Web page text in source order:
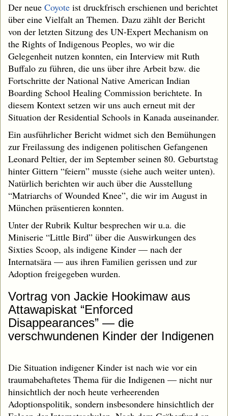
Der neue Coyote ist druckfrisch erschienen und berichtet
über eine Vielfalt an Themen. Dazu zählt der Bericht
von der letzten Sitzung des UN-Expert Mechanism on
the Rights of Indigenous Peoples, wo wir die
Gelegenheit nutzen konnten, ein Interview mit Ruth
Buffalo zu führen, die uns über ihre Arbeit bzw. die
Fortschritte der National Native American Indian
Boarding School Healing Commission berichtete. In
diesem Kontext setzen wir uns auch erneut mit der
Situation der Residential Schools in Kanada auseinander.
Ein ausführlicher Bericht widmet sich den Bemühungen
zur Freilassung des indigenen politischen Gefangenen
Leonard Peltier, der im September seinen 80. Geburtstag
hinter Gittern “feiern” musste (siehe auch weiter unten).
Natürlich berichten wir auch über die Ausstellung
“Matriarchs of Wounded Knee”, die wir im August in
München präsentieren konnten.
Unter der Rubrik Kultur besprechen wir u.a. die
Miniserie “Little Bird” über die Auswirkungen des
Sixties Scoop, als indigene Kinder — nach der
Internatsära — aus ihren Familien gerissen und zur
Adoption freigegeben wurden.
Vortrag von Jackie Hookimaw aus
Attawapiskat “Enforced
Disappearances” — die
verschwundenen Kinder der Indigenen
Die Situation indigener Kinder ist nach wie vor ein
traumabehaftetes Thema für die Indigenen — nicht nur
hinsichtlich der noch heute verheerenden
Adoptionspolitik, sondern insbesondere hinsichtlich der